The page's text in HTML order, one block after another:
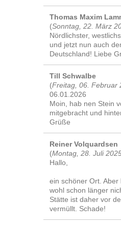
Thomas Maxim
(Sonntag, 22. März
Nördlichster,
und jetzt nun auch
Deutschland! Liebe
Till Schwalbe
(Freitag, 06. Februar
06.01.2026
Moin, hab nen Stein
mitgebracht und
Grüße
Reiner Volquardsen
(Montag, 28. Juli
Hallo,
ein schöner Ort.
wohl schon länger
Stätte ist daher vor
vermüllt. Schade!